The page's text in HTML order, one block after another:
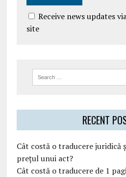
Receive news updates
site
RECENT
Cât costă o traducere juridică
prețul unui act?
Cât costă o traducere de 1